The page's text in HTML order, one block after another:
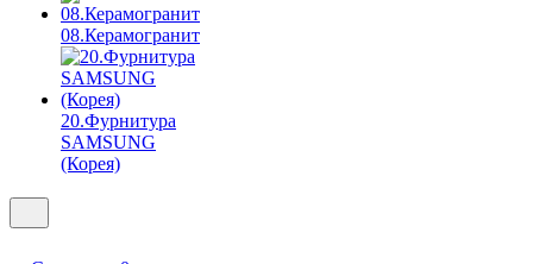
08.Керамогранит
20.Фурнитура
SAMSUNG
(Корея)